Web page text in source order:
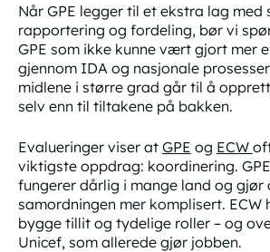
Når GPE legger til et ekstra lag med
rapportering og fordeling, bør vi
GPE som ikke kunne vært gjort mer
gjennom IDA og nasjonale
midlene i større grad går til å
selv enn til tiltakene på bakken.
Evalueringer viser at GPE og ECW
viktigste oppdrag: koordinering.
fungerer dårlig i mange land og gjør
samordningen mer komplisert. ECW
bygge tillit og tydelige roller – og
Unicef, som allerede gjør jobben.